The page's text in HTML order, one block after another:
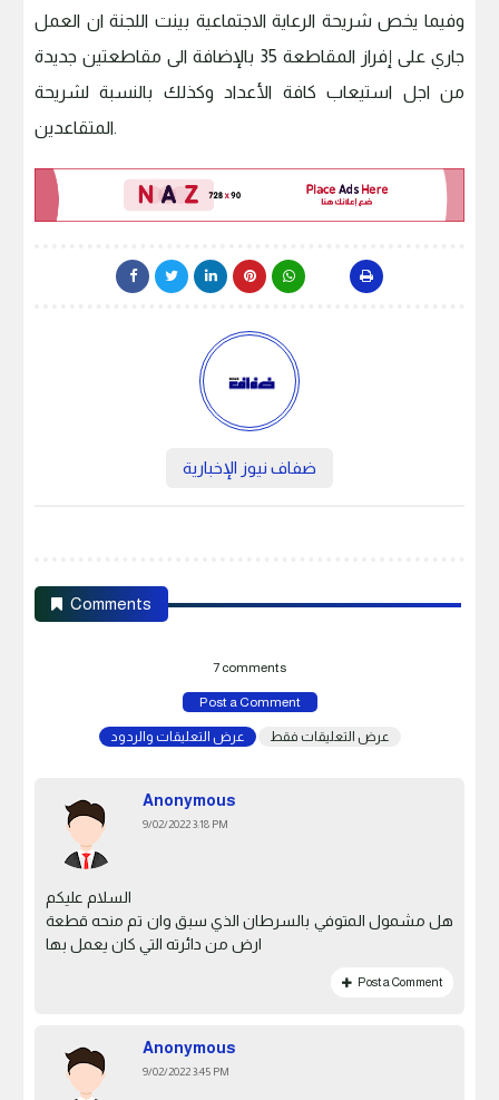
وفيما يخص شريحة الرعاية الاجتماعية بينت اللجنة ان العمل
جاري على إفراز المقاطعة 35 بالإضافة الى مقاطعتين جديدة
من اجل استيعاب كافة الأعداد وكذلك بالنسبة لشريحة
المتقاعدين.
ضفاف نيوز الإخبارية
Comments
7 comments
Post a Comment
عرض التعليقات فقط عرض التعليقات والردود
Anonymous
9/02/2022 3:18 PM
السلام عليكم
هل مشمول المتوفي بالسرطان الذي سبق وان تم منحه قطعة
ارض من دائرته التي كان يعمل بها
Post a Comment
Anonymous
9/02/2022 3:45 PM